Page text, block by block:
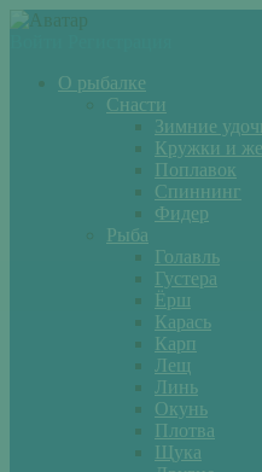
О рыбалке
Снасти
Зимние
Кружки и
Поплавок
Спиннинг
Фидер
Рыба
Голавль
Густера
Ёрш
Карась
Карп
Лещ
Линь
Окунь
Плотва
Щука